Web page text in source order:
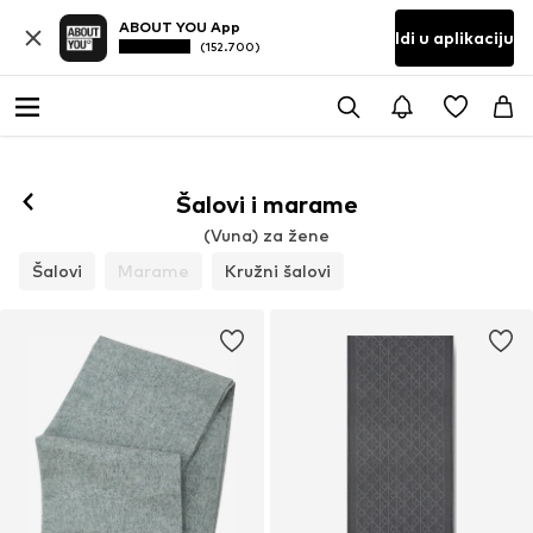
ABOUT YOU App
(152.700) Idi u aplikaciju
Šalovi i marame
(Vuna) za žene
Šalovi
Marame Kružni šalovi